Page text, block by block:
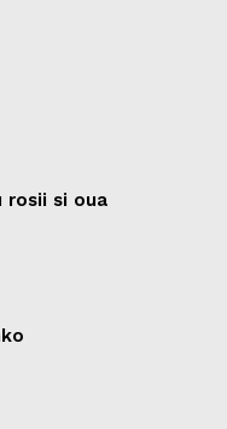
rosii si oua